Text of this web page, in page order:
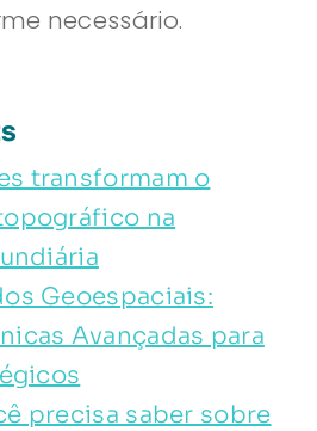
necessário.
transformam o
na
Geoespaciais:
Avançadas para
precisa saber sobre